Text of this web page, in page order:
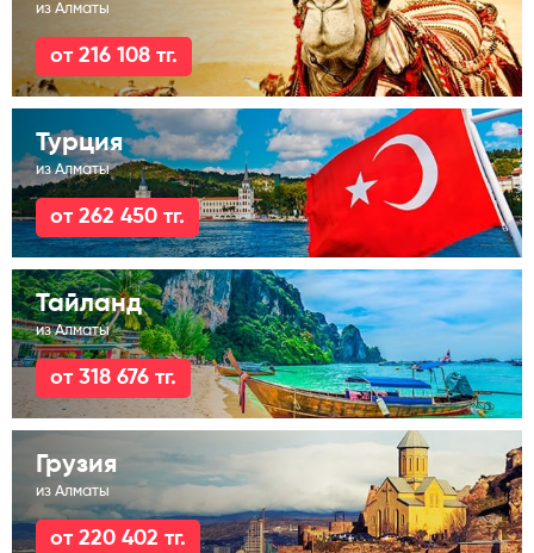
из Алматы
от 216 108 тг.
Турция
из Алматы
от 262 450 тг.
Тайланд
из Алматы
от 318 676 тг.
Грузия
из Алматы
от 220 402 тг.